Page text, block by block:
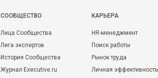
CООБЩЕСТВО
Лица Сообщества
Лига экспертов
История Сообщества
Журнал Executive.ru
КАРЬЕРА
HR-менеджмент
Поиск работы
Рынок труда
Личная эффективность